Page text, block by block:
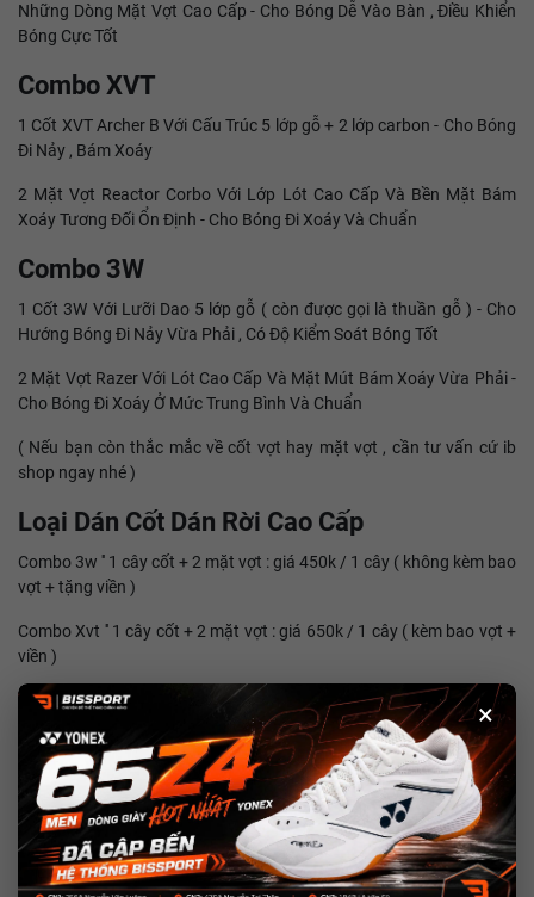
×
Những Dòng Mặt Vợt Cao Cấp - Cho Bóng Dễ Vào Bàn , Điều Khiển
Bóng Cực Tốt
Combo XVT
1 Cốt XVT Archer B Với Cấu Trúc 5 lớp gỗ + 2 lớp carbon - Cho Bóng
Đi Nảy , Bám Xoáy
2 Mặt Vợt Reactor Corbo Với Lớp Lót Cao Cấp Và Bền Mặt Bám
Xoáy Tương Đối Ổn Định - Cho Bóng Đi Xoáy Và Chuẩn
Combo 3W
1 Cốt 3W Với Lưỡi Dao 5 lớp gỗ ( còn được gọi là thuần gỗ ) - Cho
Hướng Bóng Đi Nảy Vừa Phải , Có Độ Kiểm Soát Bóng Tốt
2 Mặt Vợt Razer Với Lót Cao Cấp Và Mặt Mút Bám Xoáy Vừa Phải -
Cho Bóng Đi Xoáy Ở Mức Trung Bình Và Chuẩn
( Nếu bạn còn thắc mắc về cốt vợt hay mặt vợt , cần tư vấn cứ ib
shop ngay nhé )
Loại Dán Cốt Dán Rời Cao Cấp
Combo 3w '' 1 cây cốt + 2 mặt vợt : giá 450k / 1 cây ( không kèm bao
vợt + tặng viền )
Combo Xvt '' 1 cây cốt + 2 mặt vợt : giá 650k / 1 cây ( kèm bao vợt +
viền )
Combo Sanwei 502e '' 1 cây cốt + 2 mặt vợt : giá 950k / 1 cây ( kèm
Combo1Sanwei T5000 '' 1 cây cốt + 2 mặt vợt : giá 440k / 1 cây (
không bao vợt + viền )
Combo2 Sanwei T5000'' 1 cây + 2 mặt vợt : giá 590k / 1 cây ( kèm
bao vợt + viền )